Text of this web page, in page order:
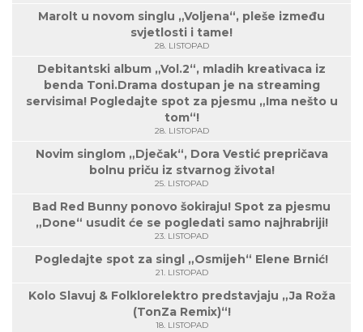
Marolt u novom singlu „Voljena“, pleše između
svjetlosti i tame!
28. LISTOPAD
Debitantski album „Vol.2“, mladih kreativaca iz
benda Toni.Drama dostupan je na streaming
servisima! Pogledajte spot za pjesmu „Ima nešto u
tom“!
28. LISTOPAD
Novim singlom „Dječak“, Dora Vestić prepričava
bolnu priču iz stvarnog života!
25. LISTOPAD
Bad Red Bunny ponovo šokiraju! Spot za pjesmu
„Done“ usudit će se pogledati samo najhrabriji!
23. LISTOPAD
Pogledajte spot za singl „Osmijeh“ Elene Brnić!
21. LISTOPAD
Kolo Slavuj & Folklorelektro predstavjaju „Ja Roža
(TonZa Remix)“!
18. LISTOPAD